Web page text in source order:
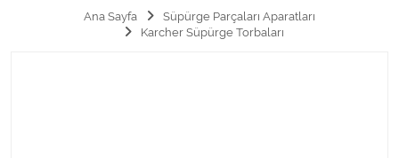
Buharlı Temizlik Aparatları
Ana Sayfa
Süpürge Parçaları Aparatları
Karcher Süpürge Torbaları